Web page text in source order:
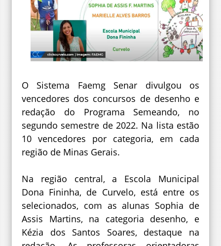
O Sistema Faemg Senar divulgou os
vencedores dos concursos de desenho e
redação do Programa Semeando, no
segundo semestre de 2022. Na lista estão
10 vencedores por categoria, em cada
região de Minas Gerais.
Na região central, a Escola Municipal
Dona Fininha, de Curvelo, está entre os
selecionados, com as alunas Sophia de
Assis Martins, na categoria desenho, e
Kézia dos Santos Soares, destaque na